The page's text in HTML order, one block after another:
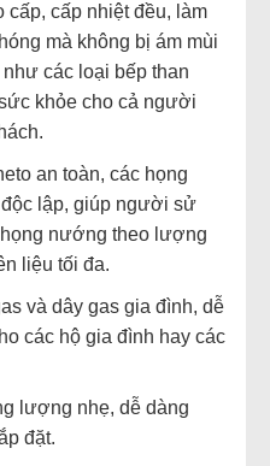
cấp, cấp nhiệt đều, làm
mà không bị ám mùi
các loại bếp than
khỏe cho cả người
an toàn, các họng
lập, giúp người sử
nướng theo lượng
liệu tối đa.
và dây gas gia đình, dễ
các hộ gia đình hay các
lượng nhẹ, dễ dàng
đặt.